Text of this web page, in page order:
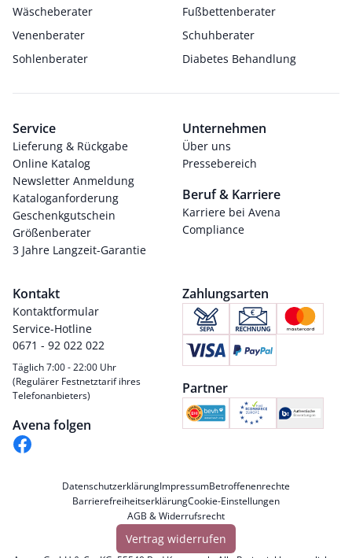
Wäscheberater
Fußbettenberater
Venenberater
Schuhberater
Sohlenberater
Diabetes Behandlung
Service
Lieferung & Rückgabe
Online Katalog
Newsletter Anmeldung
Kataloganforderung
Geschenkgutschein
Größenberater
3 Jahre Langzeit-Garantie
Unternehmen
Über uns
Pressebereich
Beruf & Karriere
Karriere bei Avena
Compliance
Kontakt
Kontaktformular
Service-Hotline
0671 - 92 022 022
Täglich 7:00 - 22:00 Uhr
(Regulärer Festnetztarif ihres
Telefonanbieters)
Avena folgen
Zahlungsarten
Partner
DatenschutzerklärungImpressumBetroffenenrechte
BarrierefreiheitserklärungCookie-Einstellungen
AGB & Widerrufsrecht
Vertrag widerrufen